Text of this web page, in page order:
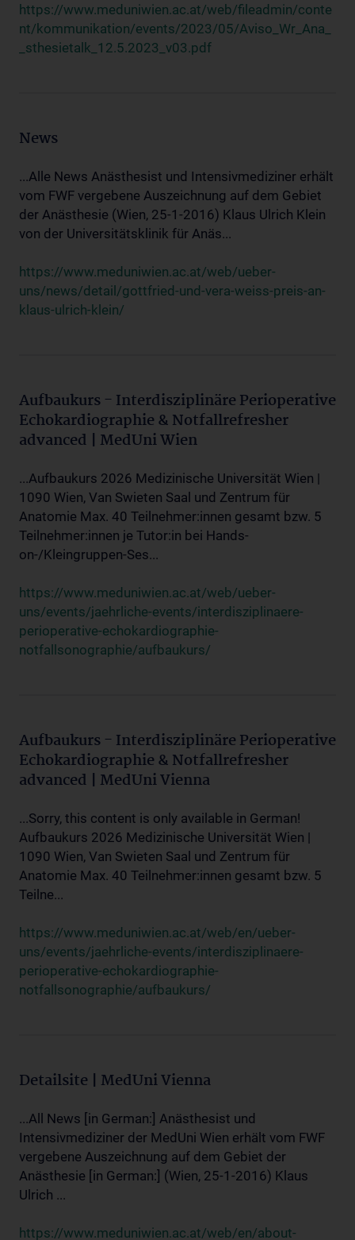
https://www.meduniwien.ac.at/web/fileadmin/conte
nt/kommunikation/events/2023/05/Aviso_Wr_Ana_
_sthesietalk_12.5.2023_v03.pdf
News
...Alle News Anästhesist und Intensivmediziner erhält
vom FWF vergebene Auszeichnung auf dem Gebiet
der Anästhesie (Wien, 25-1-2016) Klaus Ulrich Klein
von der Universitätsklinik für Anäs...
https://www.meduniwien.ac.at/web/ueber-
uns/news/detail/gottfried-und-vera-weiss-preis-an-
klaus-ulrich-klein/
Aufbaukurs - Interdisziplinäre Perioperative
Echokardiographie & Notfallrefresher
advanced | MedUni Wien
...Aufbaukurs 2026 Medizinische Universität Wien |
1090 Wien, Van Swieten Saal und Zentrum für
Anatomie Max. 40 Teilnehmer:innen gesamt bzw. 5
Teilnehmer:innen je Tutor:in bei Hands-
on-/Kleingruppen-Ses...
https://www.meduniwien.ac.at/web/ueber-
uns/events/jaehrliche-events/interdisziplinaere-
perioperative-echokardiographie-
notfallsonographie/aufbaukurs/
Aufbaukurs - Interdisziplinäre Perioperative
Echokardiographie & Notfallrefresher
advanced | MedUni Vienna
...Sorry, this content is only available in German!
Aufbaukurs 2026 Medizinische Universität Wien |
1090 Wien, Van Swieten Saal und Zentrum für
Anatomie Max. 40 Teilnehmer:innen gesamt bzw. 5
Teilne...
https://www.meduniwien.ac.at/web/en/ueber-
uns/events/jaehrliche-events/interdisziplinaere-
perioperative-echokardiographie-
notfallsonographie/aufbaukurs/
Detailsite | MedUni Vienna
...All News [in German:] Anästhesist und
Intensivmediziner der MedUni Wien erhält vom FWF
vergebene Auszeichnung auf dem Gebiet der
Anästhesie [in German:] (Wien, 25-1-2016) Klaus
Ulrich ...
https://www.meduniwien.ac.at/web/en/about-